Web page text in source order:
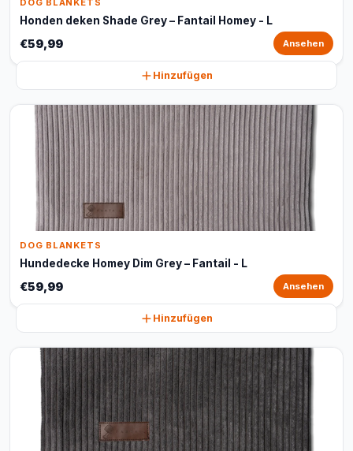
DOG BLANKETS
Honden deken Shade Grey – Fantail Homey - L
€59,99 Ansehen
Hinzufügen
DOG BLANKETS
Hundedecke Homey Dim Grey – Fantail - L
€59,99 Ansehen
Hinzufügen